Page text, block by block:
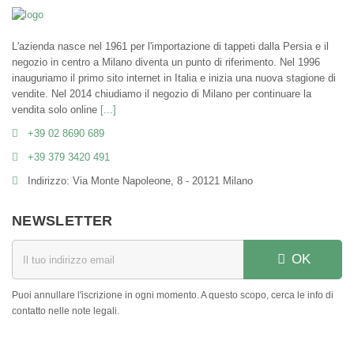
L'azienda nasce nel 1961 per l'importazione di tappeti dalla Persia e il
negozio in centro a Milano diventa un punto di riferimento. Nel 1996
inauguriamo il primo sito internet in Italia e inizia una nuova stagione di
vendite. Nel 2014 chiudiamo il negozio di Milano per continuare la
vendita solo online [...]
+39 02 8690 689
+39 379 3420 491
Indirizzo: Via Monte Napoleone, 8 - 20121 Milano
NEWSLETTER
OK
Puoi annullare l'iscrizione in ogni momento. A questo scopo, cerca le info di
contatto nelle note legali.